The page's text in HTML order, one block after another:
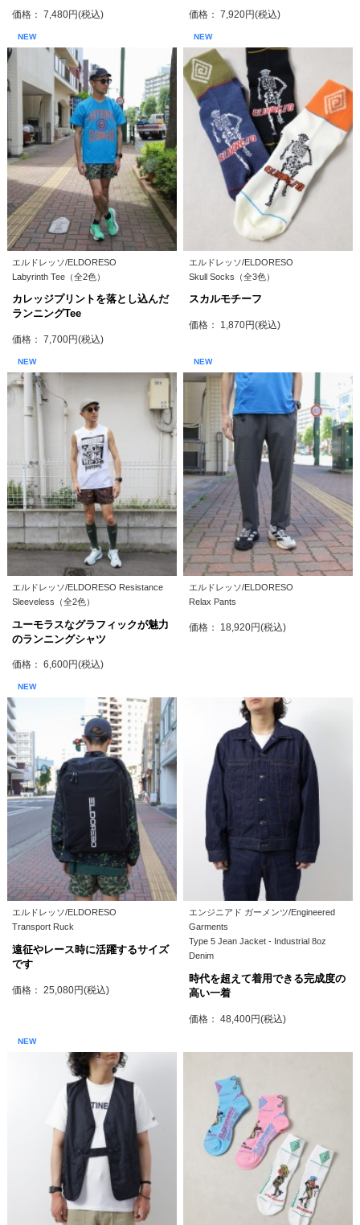
価格： 7,480円(税込) 価格： 7,920円(税込)
NEW
エルドレッソ/ELDORESO
Labyrinth Tee（全2色）
カレッジプリントを落とし込んだ
ランニングTee
価格： 7,700円(税込)
NEW
エルドレッソ/ELDORESO
Skull Socks（全3色）
スカルモチーフ
価格： 1,870円(税込)
NEW
エルドレッソ/ELDORESO Resistance
Sleeveless（全2色）
ユーモラスなグラフィックが魅力
のランニングシャツ
価格： 6,600円(税込)
NEW
エルドレッソ/ELDORESO
Relax Pants
価格： 18,920円(税込)
NEW
エルドレッソ/ELDORESO
Transport Ruck
遠征やレース時に活躍するサイズ
です
価格： 25,080円(税込)
エンジニアド ガーメンツ/Engineered
Garments
Type 5 Jean Jacket - Industrial 8oz
Denim
時代を超えて着用できる完成度の
高い一着
価格： 48,400円(税込)
NEW